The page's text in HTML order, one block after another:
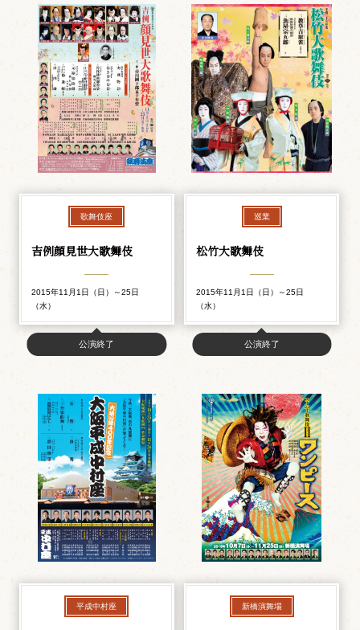
歌舞伎座
吉例顔見世大歌舞伎
2015年11月1日（日）～25日
（水）
公演終了
巡業
松竹大歌舞伎
2015年11月1日（日）～25日
（水）
公演終了
平成中村座 新橋演舞場